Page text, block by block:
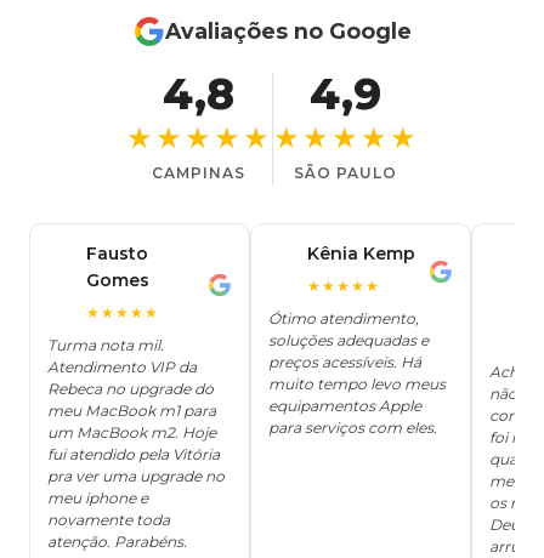
Avaliações no Google
4,8
★★★★★
CAMPINAS
4,9
★★★★★
SÃO PAULO
Fausto
Gomes
★★★★★
Turma nota mil.
Atendimento VIP da
Rebeca no upgrade do
meu MacBook m1 para
um MacBook m2. Hoje
fui atendido pela Vitória
pra ver uma upgrade no
meu iphone e
novamente toda
atenção. Parabéns.
Kênia Kemp
★★★★★
Ótimo atendimento,
soluções adequadas e
preços acessíveis. Há
muito tempo levo meus
equipamentos Apple
para serviços com eles.
Achei
não
foi
me
os
Deus,